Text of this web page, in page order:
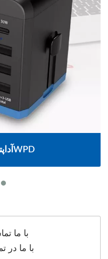
آداپتور سفر ۳۰WPD
با ما
با ما در